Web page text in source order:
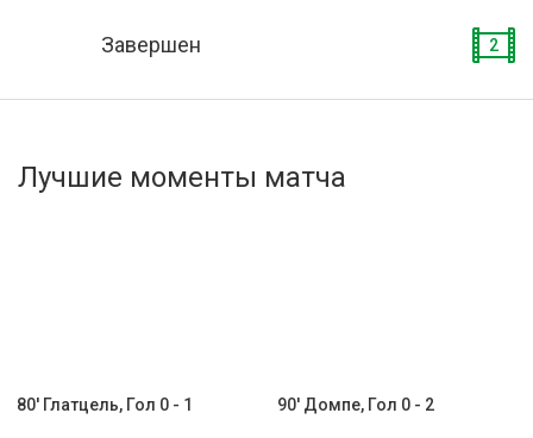
Активировать промокод
Завершен 2
Лучшие моменты матча
80' Глатцель, Гол 0 - 1 90' Домпе, Гол 0 - 2